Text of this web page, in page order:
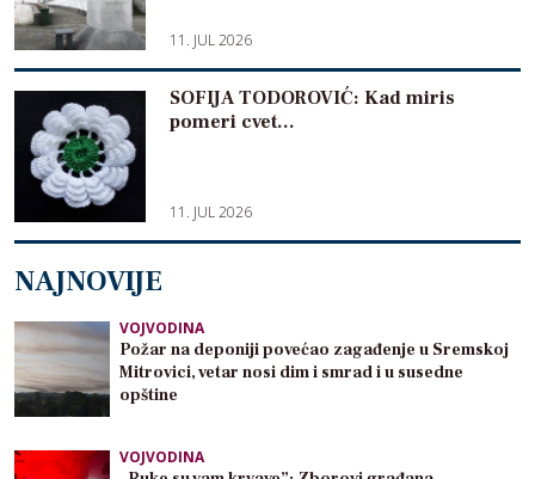
11. JUL 2026
SOFIJA TODOROVIĆ: Kad miris
pomeri cvet…
11. JUL 2026
NAJNOVIJE
VOJVODINA
Požar na deponiji povećao zagađenje u Sremskoj
Mitrovici, vetar nosi dim i smrad i u susedne
opštine
VOJVODINA